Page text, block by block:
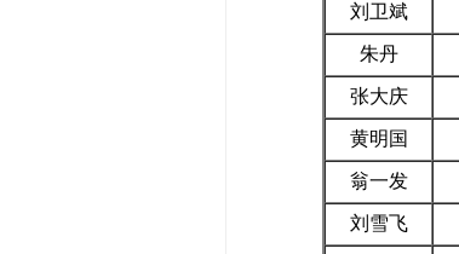
刘卫斌
朱丹
张大庆
黄明国
翁一发
刘雪飞